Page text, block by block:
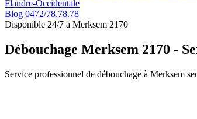
Flandre-Occidentale
Blog 0472/78.78.78
Disponible 24/7 à Merksem 2170
Débouchage Merksem 2170 -
Service professionnel de débouchage à Merksem